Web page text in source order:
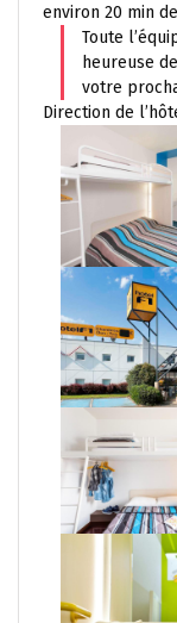
environ 20 min
Toute
heureuse
votre
Direction de